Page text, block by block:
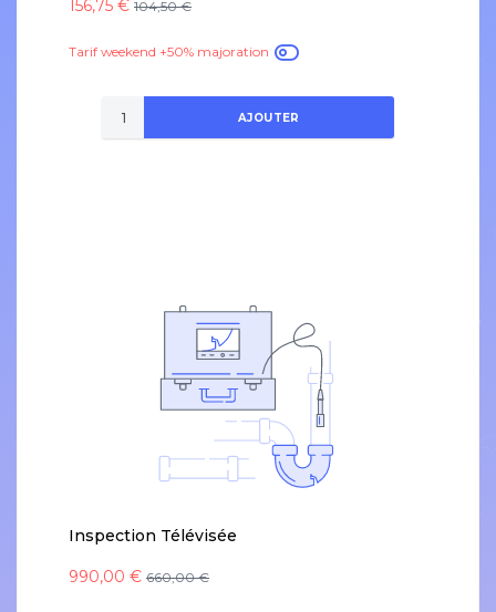
156,75 € 104,50 €
Tarif weekend +50% majoration
AJOUTER
Inspection Télévisée
990,00 € 660,00 €